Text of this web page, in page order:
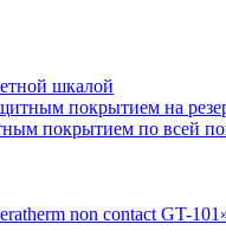
шкалой
покрытием на
покрытием по всей
non contact GT-